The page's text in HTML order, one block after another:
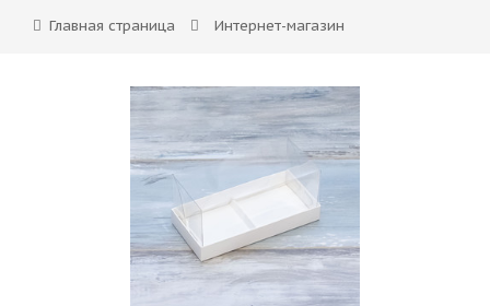
Главная страница Интернет-магазин